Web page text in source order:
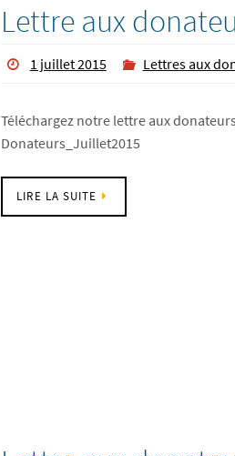
Lettre aux
1 juillet 2015 Lettres aux
Téléchargez notre lettre aux
Donateurs_Juillet2015
LIRE LA SUITE